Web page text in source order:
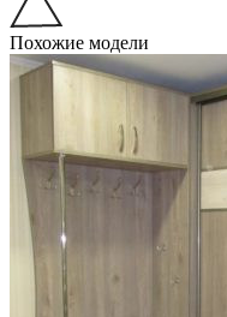
Похожие модели